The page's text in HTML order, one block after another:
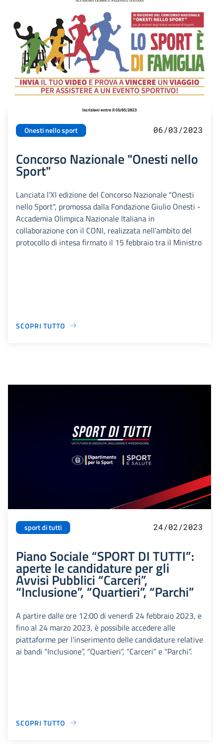
Onesti nello sport 06/03/2023
Concorso Nazionale "Onesti nello
Sport"
Lanciata l'XI edizione del Concorso Nazionale "Onesti
nello Sport", promossa dalla Fondazione Giulio Onesti -
Accademia Olimpica Nazionale Italiana in
collaborazione con il CONI, realizzata nell’ambito del
protocollo di intesa firmato il 15 febbraio tra il Ministro
SCOPRI TUTTO
sport di tutti 24/02/2023
Piano Sociale “SPORT DI TUTTI”:
aperte le candidature per gli
Avvisi Pubblici “Carceri”,
“Inclusione”, “Quartieri”, “Parchi”
A partire dalle ore 12:00 di venerdì 24 febbraio 2023, e
fino al 24 marzo 2023, è possibile accedere alle
piattaforme per l’inserimento delle candidature relative
ai bandi “Inclusione”, “Quartieri”, “Carceri” e “Parchi”.
SCOPRI TUTTO